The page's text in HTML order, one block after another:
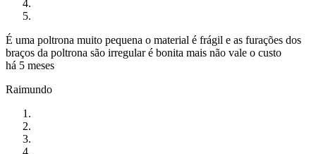
É uma poltrona muito pequena o material é frágil e as furações dos
braços da poltrona são irregular é bonita mais não vale o custo
há 5 meses
Raimundo